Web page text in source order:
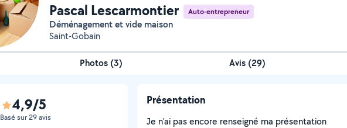
Pascal Lescarmontier Auto-entrepreneur
Déménagement et vide maison
Saint-Gobain
Photos (3) Avis (29)
4,9/5
Basé sur 29 avis
Présentation
Je n'ai pas encore renseigné ma présentation